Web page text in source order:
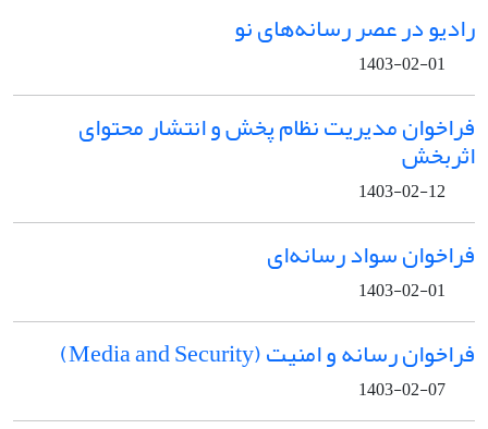
رادیو در عصر رسانه‌های نو
1403-02-01
فراخوان مدیریت نظام پخش و انتشار محتوای
اثربخش
1403-02-12
فراخوان سواد رسانه‌ای
1403-02-01
فراخوان رسانه و امنیت (Media and Security)
1403-02-07